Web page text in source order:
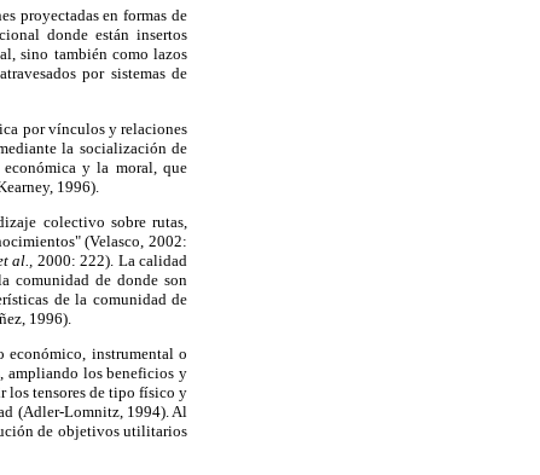
proyectadas en formas de
donde están insertos
sino también como lazos
por sistemas de
por vínculos y relaciones
la socialización de
y la moral, que
1996).
colectivo sobre rutas,
(Velasco, 2002:
al.,
2000: 222). La calidad
comunidad de donde son
de la comunidad de
1996).
económico, instrumental o
ampliando los beneficios y
los tensores de tipo físico y
(Adler-Lomnitz, 1994). Al
de objetivos utilitarios